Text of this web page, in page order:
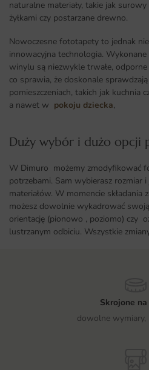
naturalne materiały, takie jak
żyłkami czy postarzane drewno.
Nowoczesne fototapety to jednak
innowacyjna technologia.
winylu są niezwykle trwałe,
co sprawia, że doskonale
pomieszczeniach, takich jak kuchnia
a nawet w pokoju dziecka,
Duży wybór i dużo opcji
W Dimuro możemy zmodyfikować
potrzebami. Sam wybierasz rozmiar
materiałów. W momencie składania
możesz dowolnie wykadrować
orientację (pionowo , poziomo) czy
lustrzanym odbiciu. Wszystkie
Skrojone
dowolne wymiary,